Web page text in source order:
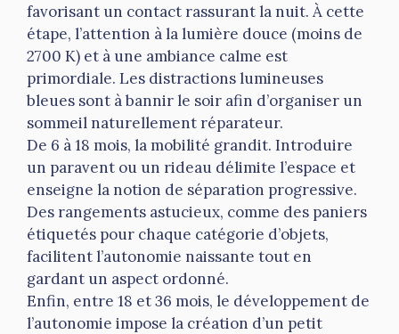
favorisant un contact rassurant la nuit. À cette
étape, l’attention à la lumière douce (moins de
2700 K) et à une ambiance calme est
primordiale. Les distractions lumineuses
bleues sont à bannir le soir afin d’organiser un
sommeil naturellement réparateur.
De 6 à 18 mois, la mobilité grandit. Introduire
un paravent ou un rideau délimite l’espace et
enseigne la notion de séparation progressive.
Des rangements astucieux, comme des paniers
étiquetés pour chaque catégorie d’objets,
facilitent l’autonomie naissante tout en
gardant un aspect ordonné.
Enfin, entre 18 et 36 mois, le développement de
l’autonomie impose la création d’un petit